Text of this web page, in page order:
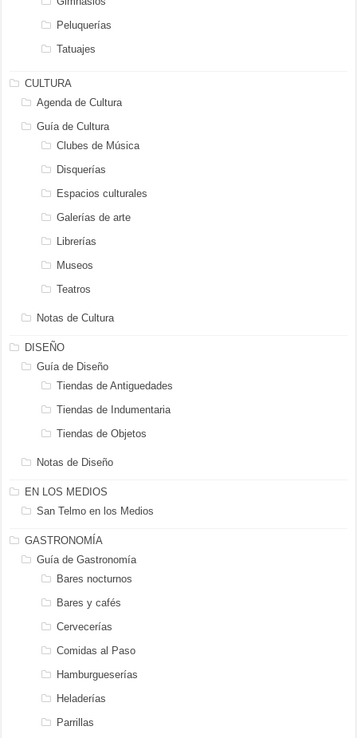
Peluquerías
Tatuajes
CULTURA
Agenda de Cultura
Guía de Cultura
Clubes de Música
Disquerías
Espacios culturales
Galerías de arte
Librerías
Museos
Teatros
Notas de Cultura
DISEÑO
Guía de Diseño
Tiendas de Antiguedades
Tiendas de Indumentaria
Tiendas de Objetos
Notas de Diseño
EN LOS MEDIOS
San Telmo en los Medios
GASTRONOMÍA
Guía de Gastronomía
Bares nocturnos
Bares y cafés
Cervecerías
Comidas al Paso
Hamburgueserías
Heladerías
Parrillas